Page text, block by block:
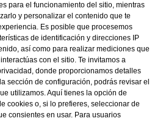
para el funcionamiento del sitio, mientras
y personalizar el contenido que te
Es posible que procesemos
de identificación y direcciones IP
así como para realizar mediciones que
con el sitio. Te invitamos a
donde proporcionamos detalles
sección de configuración, podrás revisar el
utilizamos. Aquí tienes la opción de
cookies o, si lo prefieres, seleccionar de
consientes en usar. Para usuarios